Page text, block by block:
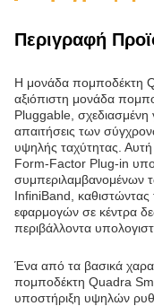
Περιγραφή
Η μονάδα πομποδέκτη
αξιόπιστη μονάδα
Pluggable, σχεδιασμένη
απαιτήσεις των
υψηλής ταχύτητας.
Form-Factor Plug-in
συμπεριλαμβανομένων
InfiniBand, καθιστώντας
εφαρμογών σε κέντρα
περιβάλλοντα
Ένα από τα βασικά
πομποδέκτη Quadra
υποστήριξη υψηλών